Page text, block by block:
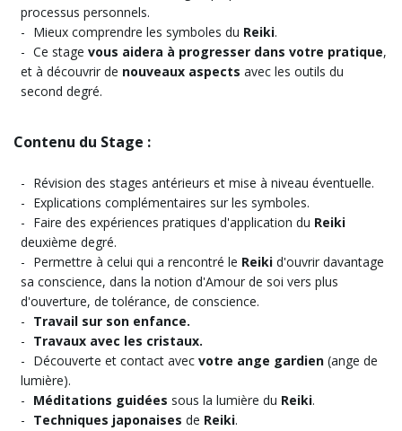
processus personnels.
Mieux comprendre les symboles du Reiki.
Ce stage vous aidera à progresser dans votre pratique,
et à découvrir de nouveaux aspects avec les outils du
second degré.
Contenu du Stage :
Révision des stages antérieurs et mise à niveau éventuelle.
Explications complémentaires sur les symboles.
Faire des expériences pratiques d'application du Reiki
deuxième degré.
Permettre à celui qui a rencontré le Reiki d'ouvrir davantage
sa conscience, dans la notion d'Amour de soi vers plus
d'ouverture, de tolérance, de conscience.
Travail sur son enfance.
Travaux avec les cristaux.
Découverte et contact avec votre ange gardien (ange de
lumière).
Méditations guidées sous la lumière du Reiki.
Techniques japonaises de Reiki.